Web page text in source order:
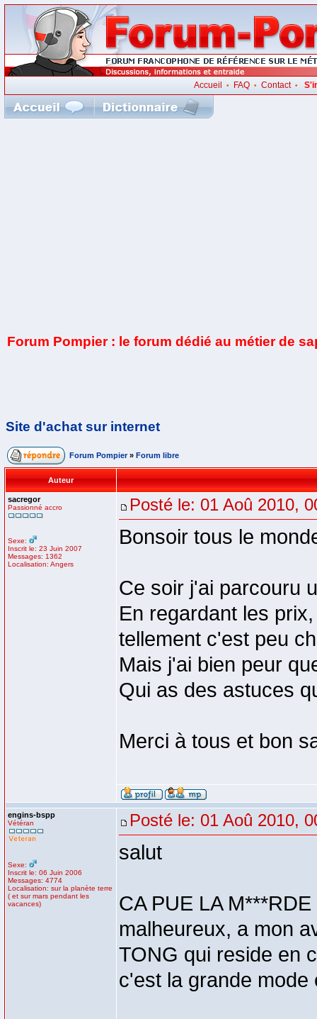
Accueil • FAQ• Contact•
Forum Pompier : le forum dédié au métier de
Site d'achat sur internet
Forum Pompier » Forum libre
Auteur
sacregor
Passionné accro
Sexe:
Inscrit le: 23 Juin 2007
Messages: 1362
Localisation: Angers
Posté le: 01 Aoû 2010,
Bonsoir tous le
Ce soir j'ai parcouru
En regardant les
tellement c'est peu
Mais j'ai bien peur
Qui as des astuces
Merci à tous et bon
engins-bspp
Vétéran
Sexe:
Inscrit le: 06 Juin 2006
Messages: 4774
Localisation: sur la planète terre
( et sur mars pendant les
vacances)
Posté le: 01 Aoû 2010,
salut
CA PUE LA
malheureux, a mon
TONG qui reside en
c'est la grande